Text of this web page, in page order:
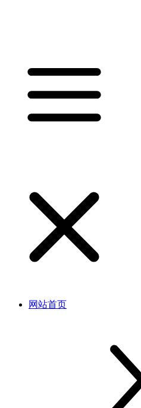
网站首页